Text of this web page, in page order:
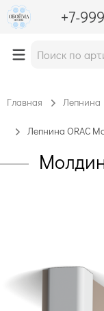
+7-
Главная Лепнина
Лепнина ORAC